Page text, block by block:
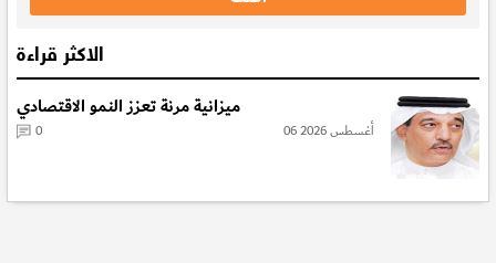
الاكثر قراءة
ميزانية مرنة تعزز النمو الاقتصادي
06 أغسطس 2026 0